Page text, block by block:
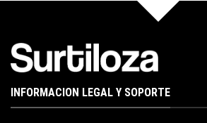
INFORMACION LEGAL Y SOPORTE